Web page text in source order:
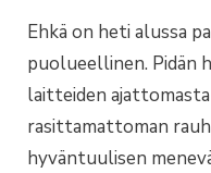
Ehkä on heti alussa
puolueellinen. Pidän
laitteiden
rasittamattoman
hyväntuulisen